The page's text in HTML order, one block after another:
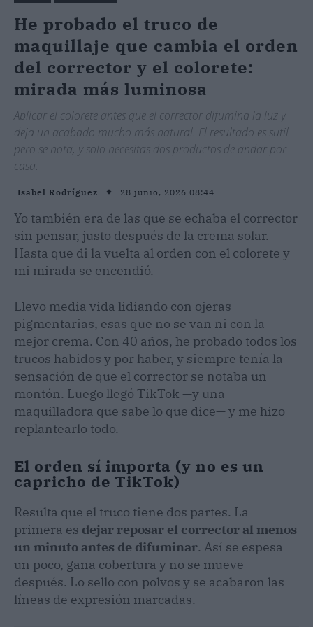
He probado el truco de
maquillaje que cambia el orden
del corrector y el colorete:
mirada más luminosa
Aplicar el colorete antes que el corrector difumina la luz y
deja un acabado mucho más natural. El resultado es sutil
pero se nota, y solo necesitas dos productos de andar por
casa.
Isabel Rodríguez 28 junio, 2026 08:44
Yo también era de las que se echaba el corrector
sin pensar, justo después de la crema solar.
Hasta que di la vuelta al orden con el colorete y
mi mirada se encendió.
Llevo media vida lidiando con ojeras
pigmentarias, esas que no se van ni con la
mejor crema. Con 40 años, he probado todos los
trucos habidos y por haber, y siempre tenía la
sensación de que el corrector se notaba un
montón. Luego llegó TikTok —y una
maquilladora que sabe lo que dice— y me hizo
replantearlo todo.
El orden sí importa (y no es un
capricho de TikTok)
Resulta que el truco tiene dos partes. La
primera es dejar reposar el corrector al menos
un minuto antes de difuminar. Así se espesa
un poco, gana cobertura y no se mueve
después. Lo sello con polvos y se acabaron las
líneas de expresión marcadas.